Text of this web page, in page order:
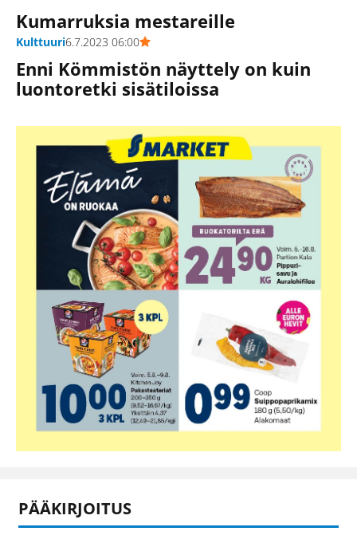
Kumarruksia mestareille
Kulttuuri6.7.2023 06:00
Enni Kömmistön näyttely on kuin
luontoretki sisätiloissa
PÄÄKIRJOITUS